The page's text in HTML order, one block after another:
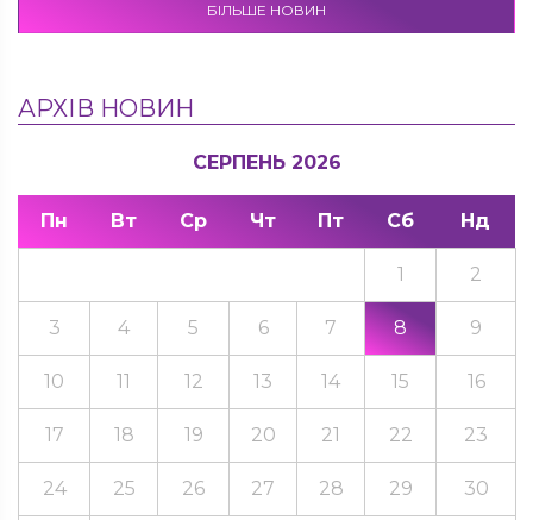
БІЛЬШЕ НОВИН
АРХІВ НОВИН
СЕРПЕНЬ 2026
Пн Вт Ср Чт Пт Сб Нд
1 2
3 4 5 6 7 8 9
10 11 12 13 14 15 16
17 18 19 20 21 22 23
24 25 26 27 28 29 30